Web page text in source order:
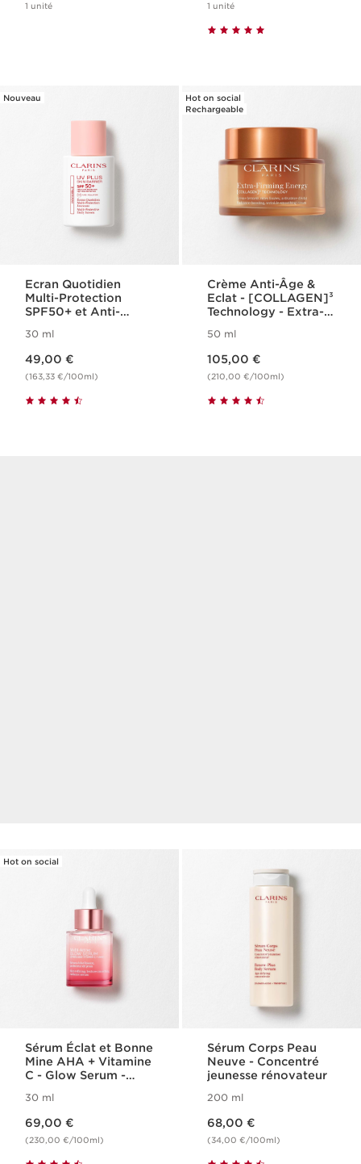
1 unité 1 unité
Nouveau
Ecran Quotidien
Multi-Protection
SPF50+ et Anti-
Skin Barrier
30 ml
49,00 €
(163,33 €/100ml)
Hot on social
Rechargeable
Crème Anti-Âge &
Eclat - [COLLAGEN]³
Technology - Extra-
50 ml
105,00 €
(210,00 €/100ml)
Hot on social
Sérum Éclat et Bonne
Mine AHA + Vitamine
C - Glow Serum -
30 ml
69,00 €
(230,00 €/100ml)
Sérum Corps Peau
Neuve - Concentré
jeunesse rénovateur
200 ml
68,00 €
(34,00 €/100ml)